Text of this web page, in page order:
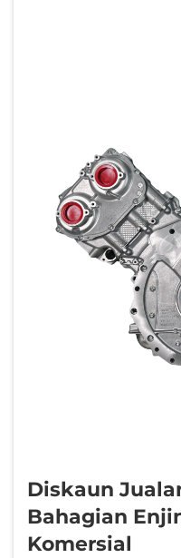
Diskaun
Bahagian
Komersial